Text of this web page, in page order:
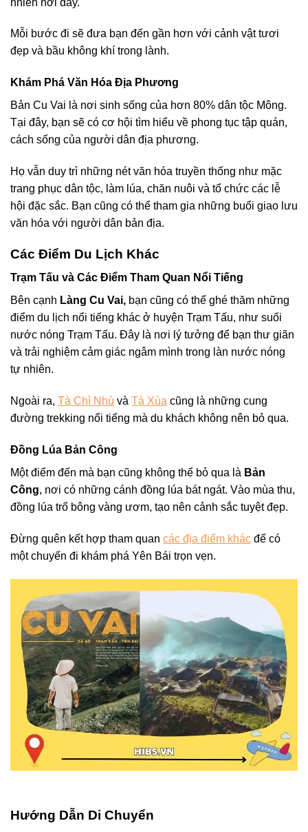
Mỗi bước đi sẽ đưa bạn đến gần hơn với cảnh vật tươi
đẹp và bầu không khí trong lành.
Khám Phá Văn Hóa Địa Phương
Bản Cu Vai là nơi sinh sống của hơn 80% dân tộc Mông.
Tại đây, bạn sẽ có cơ hội tìm hiểu về phong tục tập quán,
cách sống của người dân địa phương.
Họ vẫn duy trì những nét văn hóa truyền thống như mặc
trang phục dân tộc, làm lúa, chăn nuôi và tổ chức các lễ
hội đặc sắc. Bạn cũng có thể tham gia những buổi giao lưu
văn hóa với người dân bản địa.
Các Điểm Du Lịch Khác
Trạm Tấu và Các Điểm Tham Quan Nổi Tiếng
Bên cạnh Làng Cu Vai, bạn cũng có thể ghé thăm những
điểm du lịch nổi tiếng khác ở huyện Trạm Tấu, như suối
nước nóng Trạm Tấu. Đây là nơi lý tưởng để bạn thư giãn
và trải nghiệm cảm giác ngâm mình trong làn nước nóng
tự nhiên.
Ngoài ra, Tà Chì Nhù và Tà Xùa cũng là những cung
đường trekking nổi tiếng mà du khách không nên bỏ qua.
Đồng Lúa Bản Công
Một điểm đến mà bạn cũng không thể bỏ qua là Bản
Công, nơi có những cánh đồng lúa bát ngát. Vào mùa thu,
đồng lúa trổ bông vàng ươm, tạo nên cảnh sắc tuyệt đẹp.
Đừng quên kết hợp tham quan các địa điểm khác để có
một chuyến đi khám phá Yên Bái trọn vẹn.
Hướng Dẫn Di Chuyển